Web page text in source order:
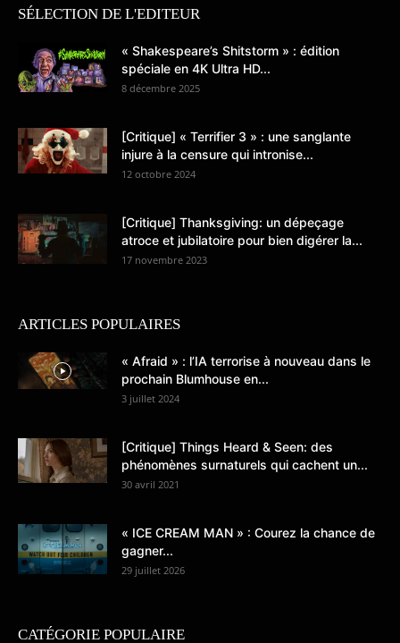
SÉLECTION DE L'EDITEUR
« Shakespeare’s Shitstorm » : édition
spéciale en 4K Ultra HD...
8 décembre 2025
[Critique] « Terrifier 3 » : une sanglante
injure à la censure qui intronise...
12 octobre 2024
[Critique] Thanksgiving: un dépeçage
atroce et jubilatoire pour bien digérer la...
17 novembre 2023
ARTICLES POPULAIRES
« Afraid » : l’IA terrorise à nouveau dans le
prochain Blumhouse en...
3 juillet 2024
[Critique] Things Heard & Seen: des
phénomènes surnaturels qui cachent un...
30 avril 2021
« ICE CREAM MAN » : Courez la chance de
gagner...
29 juillet 2026
CATÉGORIE POPULAIRE